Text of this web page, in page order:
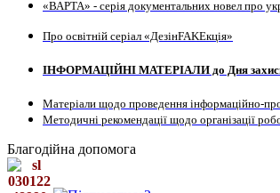
«ВАРТА» - серія документальних новел про
Про освітній серіал «ДезінFAKEкція»
ІНФОРМАЦІЙНІ МАТЕРІАЛИ до Дня
Матеріали щодо проведення інформаційно-
Методичні рекомендації щодо організації
Благодійна допомога